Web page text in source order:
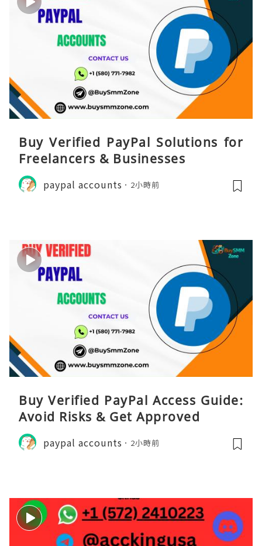
Buy Verified PayPal Solutions for
Freelancers & Businesses
paypal accounts 2小時前
Buy Verified PayPal Access Guide:
Avoid Risks & Get Approved
paypal accounts 2小時前